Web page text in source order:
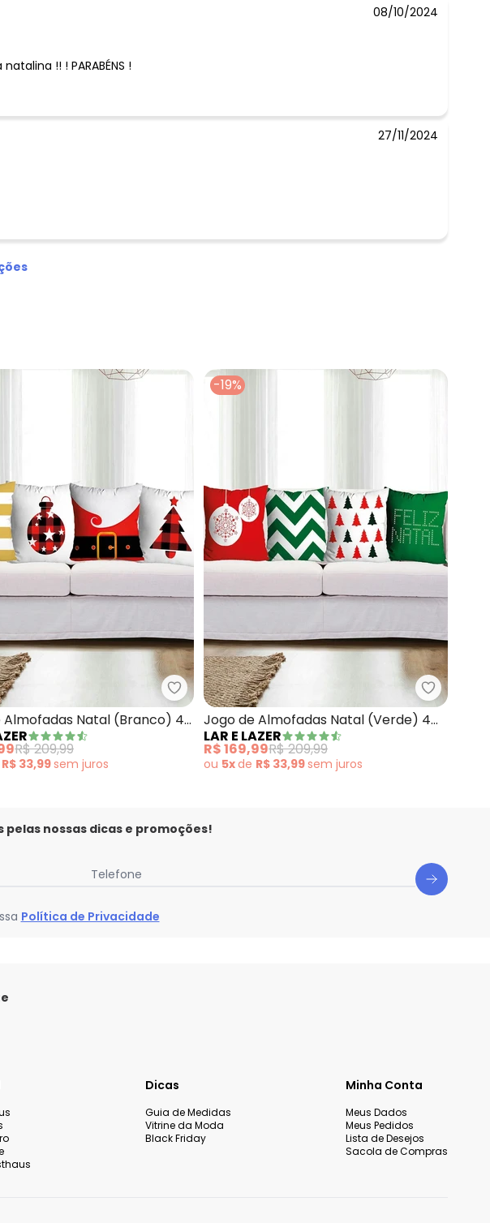
08/10/2024
!! ! PARABÉNS !
27/11/2024
de Almofadas Natal (Amarelo) 4 PeçasLar e Lazer - Jogo de Almofadas Natal (Branco)
Almofadas Natal (Branco) 4
R$ 209,99
R$ 33,99sem juros
-19%
Lar e
Jogo de Almofadas Natal (Verde) 4
Peças
LAR E LAZER
R$ 169,99R$ 209,99
ou 5xde R$ 33,99sem juros
pelas nossas dicas e promoções!
Telefone
Política de Privacidade
Dicas
Guia de Medidas
Vitrine da Moda
Black Friday
Minha Conta
Meus Dados
Meus Pedidos
Lista de Desejos
Sacola de Compras